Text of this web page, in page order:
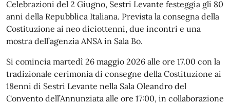
Celebrazioni del 2 Giugno, Sestri Levante festeggia gli 80
anni della Repubblica Italiana. Prevista la consegna della
Costituzione ai neo diciottenni, due incontri e una
mostra dell’agenzia ANSA in Sala Bo.
Si comincia martedì 26 maggio 2026 alle ore 17.00 con la
tradizionale cerimonia di consegne della Costituzione ai
18enni di Sestri Levante nella Sala Oleandro del
Convento dell’Annunziata alle ore 17:00, in collaborazione